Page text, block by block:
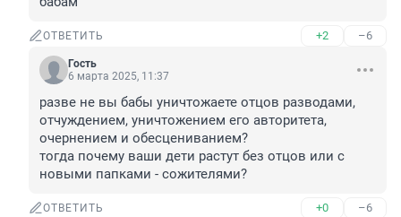
ОТВЕТИТЬ +2 –6
Гость
6 марта 2025, 11:37
разве не вы бабы уничтожаете отцов разводами,
отчуждением, уничтожением его авторитета,
очернением и обесцениванием?
тогда почему ваши дети растут без отцов или с
новыми папками - сожителями?
ОТВЕТИТЬ +0 –6